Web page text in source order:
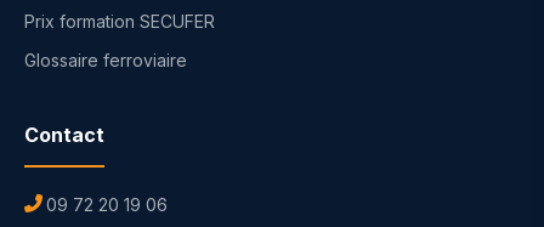
Prix formation SECUFER
Glossaire ferroviaire
Contact
09 72 20 19 06